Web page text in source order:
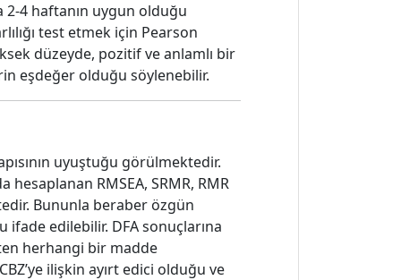
2-4 haftanın uygun olduğu
test etmek için Pearson
düzeyde, pozitif ve anlamlı bir
eşdeğer olduğu söylenebilir.
uyuştuğu görülmektedir.
hesaplanan RMSEA, SRMR, RMR
Bununla beraber özgün
edilebilir. DFA sonuçlarına
herhangi bir madde
ilişkin ayırt edici olduğu ve